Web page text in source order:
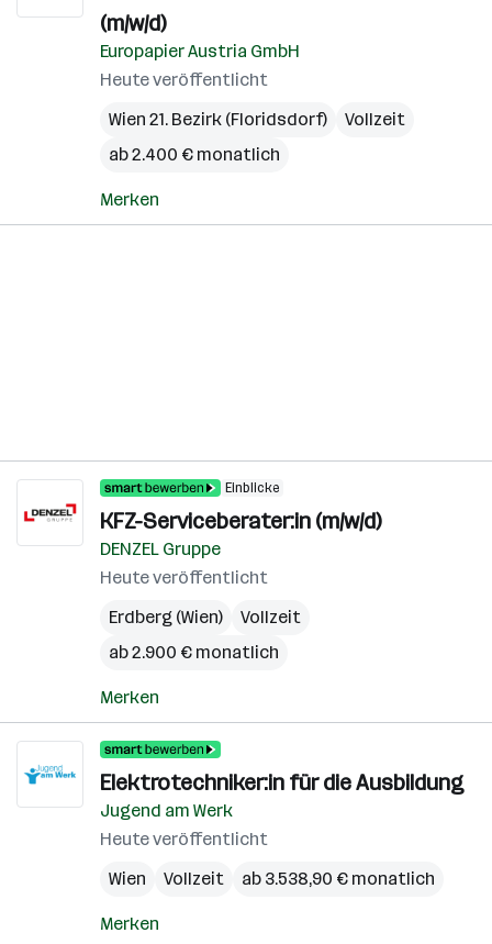
(m/w/d)
Europapier Austria GmbH
Heute veröffentlicht
Wien 21. Bezirk (Floridsdorf)
Vollzeit
ab 2.400 € monatlich
Merken
Einblicke
KFZ-Serviceberater:in (m/w/d)
DENZEL Gruppe
Heute veröffentlicht
Erdberg (Wien)
Vollzeit
ab 2.900 € monatlich
Merken
Elektrotechniker:in für die Ausbildung
Jugend am Werk
Heute veröffentlicht
Wien
Vollzeit ab 3.538,90 € monatlich
Merken